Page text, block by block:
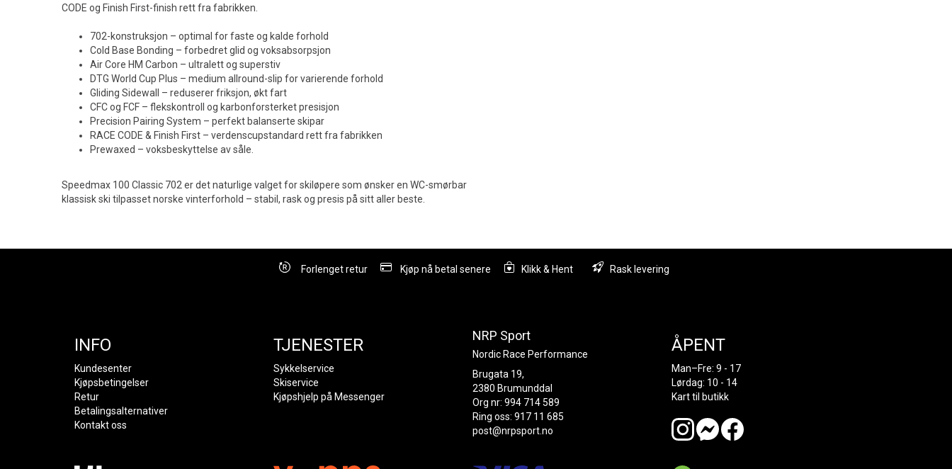
CODE og Finish First-finish rett fra fabrikken.
702-konstruksjon – optimal for faste og kalde forhold
Cold Base Bonding – forbedret glid og voksabsorpsjon
Air Core HM Carbon – ultralett og superstiv
DTG World Cup Plus – medium allround-slip for varierende forhold
Gliding Sidewall – reduserer friksjon, økt fart
CFC og FCF – flekskontroll og karbonforsterket presisjon
Precision Pairing System – perfekt balanserte skipar
RACE CODE & Finish First – verdenscupstandard rett fra fabrikken
Prewaxed – voksbeskyttelse av såle.
Speedmax 100 Classic 702 er det naturlige valget for skiløpere som ønsker en WC-smørbar
klassisk ski tilpasset norske vinterforhold – stabil, rask og presis på sitt aller beste.
Forlenget retur Kjøp nå betal senere Klikk & Hent Rask levering
INFO
Kundesenter
Kjøpsbetingelser
Retur
Betalingsalternativer
Kontakt oss
TJENESTER
Sykkelservice
Skiservice
Kjøpshjelp på Messenger
NRP Sport
Nordic Race Performance
Brugata 19,
2380 Brumunddal
Org nr: 994 714 589
Ring oss: 917 11 685
post@nrpsport.no
ÅPENT
Man–Fre: 9 - 17
Lørdag: 10 - 14
Kart til butikk